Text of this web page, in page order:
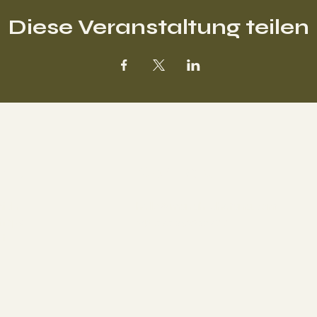
Diese Veranstaltung teilen